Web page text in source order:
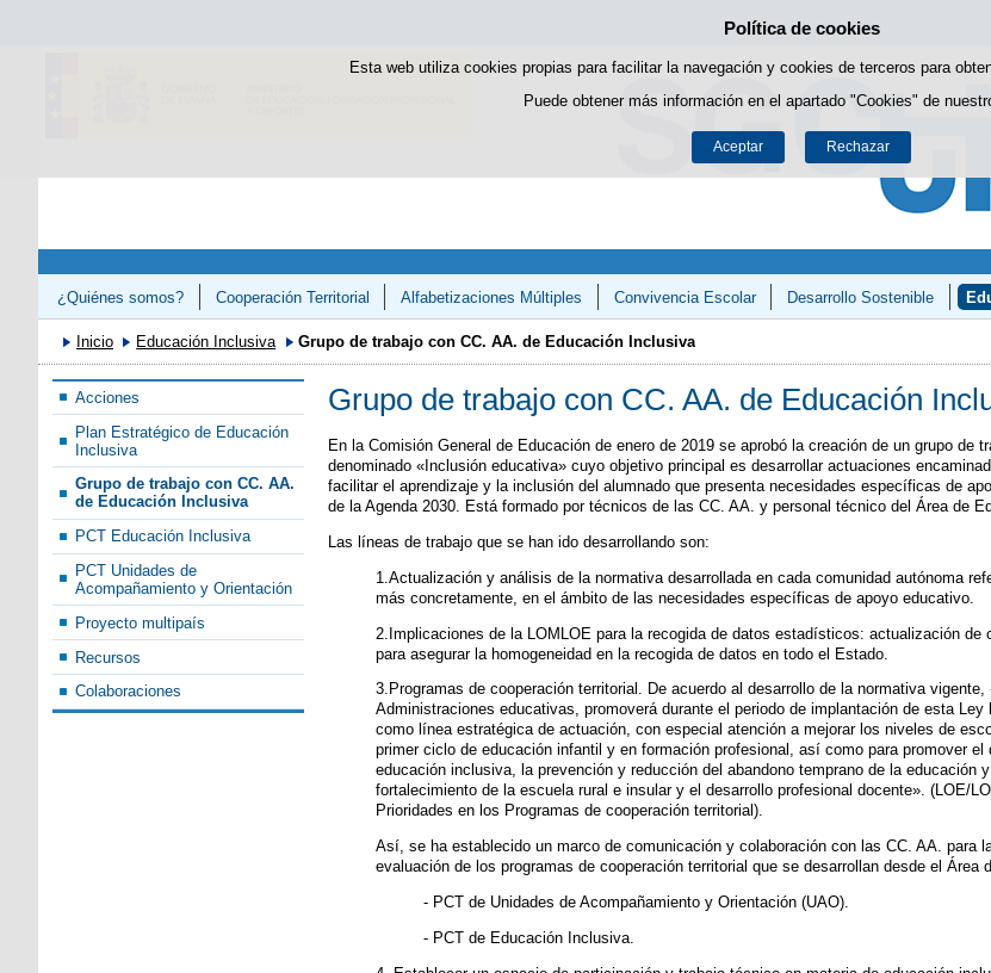
Política de cookies
Esta web utiliza cookies propias para facilitar la navegación y cookies de terceros para
Puede obtener más información en el apartado "Cookies" de
Aceptar Rechazar
Saltar al contenido
¿Quiénes somos? Cooperación Territorial Alfabetizaciones Múltiples Convivencia Escolar Desarrollo Sostenible
Congreso «Avanzando en el Refuerzo de la Competencias Lectora y Matemáticas»
Inicio Educación Inclusiva Grupo de trabajo con CC. AA. de Educación Inclusiva
Acciones
Plan Estratégico de Educación
Inclusiva
Grupo de trabajo con CC. AA.
de Educación Inclusiva
PCT Educación Inclusiva
PCT Unidades de
Acompañamiento y Orientación
Proyecto multipaís
Recursos
Colaboraciones
Grupo de trabajo con CC. AA. de Educación
En la Comisión General de Educación de enero de 2019 se aprobó la creación de un grupo de
denominado «Inclusión educativa» cuyo objetivo principal es desarrollar actuaciones
facilitar el aprendizaje y la inclusión del alumnado que presenta necesidades específicas de
de la Agenda 2030. Está formado por técnicos de las CC. AA. y personal técnico del Área de
Las líneas de trabajo que se han ido desarrollando son:
1.Actualización y análisis de la normativa desarrollada en cada comunidad autónoma
más concretamente, en el ámbito de las necesidades específicas de apoyo educativo.
2.Implicaciones de la LOMLOE para la recogida de datos estadísticos: actualización
para asegurar la homogeneidad en la recogida de datos en todo el Estado.
3.Programas de cooperación territorial. De acuerdo al desarrollo de la normativa
Administraciones educativas, promoverá durante el periodo de implantación de esta Ley
como línea estratégica de actuación, con especial atención a mejorar los niveles de
primer ciclo de educación infantil y en formación profesional, así como para promover
educación inclusiva, la prevención y reducción del abandono temprano de la educación
fortalecimiento de la escuela rural e insular y el desarrollo profesional docente». (LOE/
Prioridades en los Programas de cooperación territorial).
Así, se ha establecido un marco de comunicación y colaboración con las CC. AA. para
evaluación de los programas de cooperación territorial que se desarrollan desde el Área
- PCT de Unidades de Acompañamiento y Orientación (UAO).
- PCT de Educación Inclusiva.